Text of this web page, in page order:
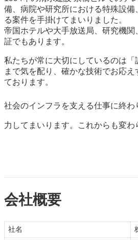
備、病院や研究所における特殊設
る案件を手掛けてまいりました。
帝国ホテルや大手放送局、研究機
証でもあります。
私たちが常に大切にしているのは
まで気を配り、確かな技術でお応
ております。
社会のインフラを支える仕事に終
力してまいります。これからも変
会社概要
社名